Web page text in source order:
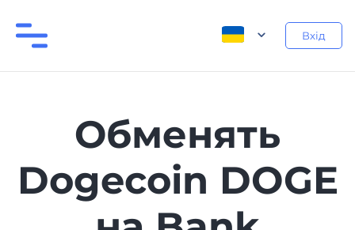
Вхід
Обменять
Dogecoin DOGE